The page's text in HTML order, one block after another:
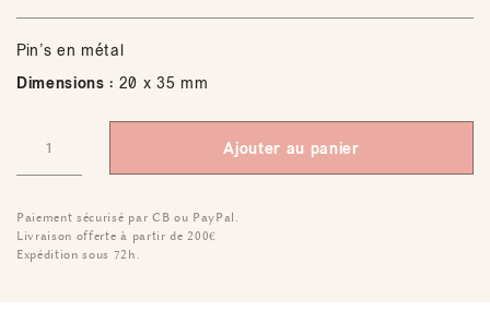
Pin’s en métal
Dimensions : 20 x 35 mm
Ajouter au panier
Paiement sécurisé par CB ou PayPal.
Livraison offerte à partir de 200€
Expédition sous 72h.